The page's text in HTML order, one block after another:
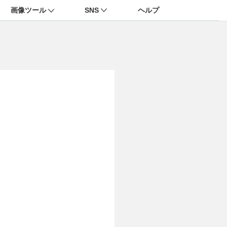
画像ツール SNS ヘルプ